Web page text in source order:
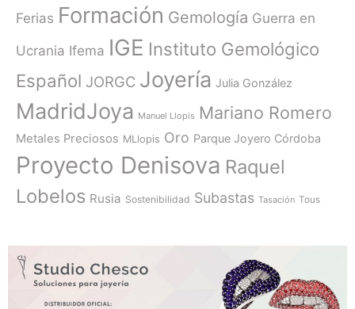
Ferias Formación Gemología Guerra en
Ucrania Ifema IGE Instituto Gemológico
Español JORGC Joyería Julia González
MadridJoya Manuel Llopis Mariano Romero
Metales Preciosos MLlopis Oro Parque Joyero Córdoba
Proyecto Denisova Raquel
Lobelos Rusia Sostenibilidad Subastas Tasación Tous